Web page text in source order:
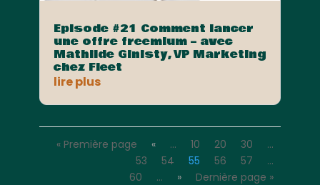
Episode #21 Comment lancer
une offre freemium – avec
Mathilde Ginisty, VP Marketing
chez Fleet
lire plus
« Première page « … 10 20 30
…
53
54 55 56 57
…
60
… » Dernière page »